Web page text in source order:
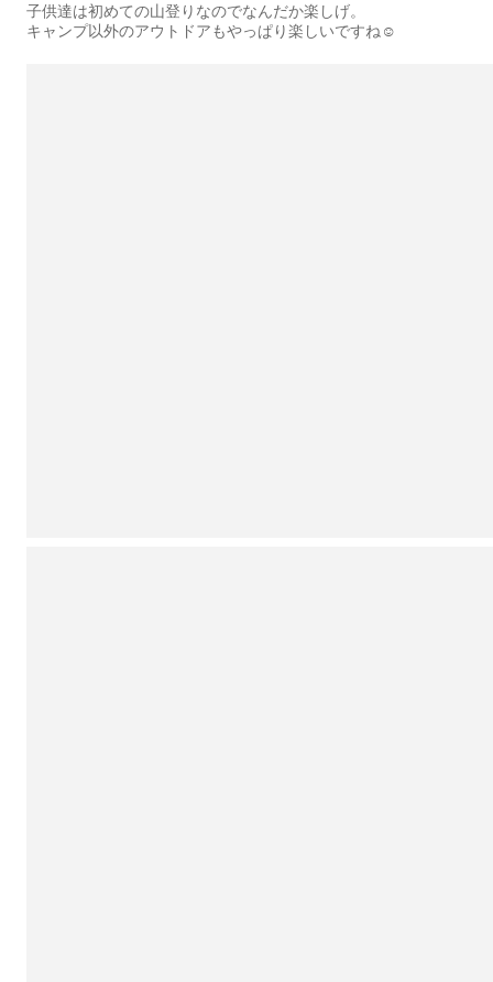
子供達は初めての山登りなのでなんだか楽しげ。
キャンプ以外のアウトドアもやっぱり楽しいですね☺️